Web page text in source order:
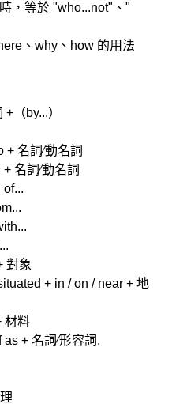
，等於 "who...not"、"
、why、how 的用法
（by...）
名詞∕動名詞
名詞∕動名詞
of...
對象
+ in / on / near + 地
材料
+ 名詞∕形容詞.